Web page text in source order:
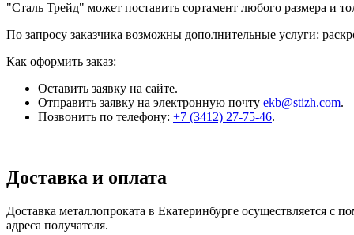
"Сталь Трейд" может поставить сортамент любого размера и
По запросу заказчика возможны дополнительные услуги:
Как оформить заказ:
Оставить заявку на сайте.
Отправить заявку на электронную почту ekb@stizh.com.
Позвонить по телефону: +7 (3412) 27-75-46.
Доставка и оплата
Доставка металлопроката в Екатеринбурге
адреса получателя.